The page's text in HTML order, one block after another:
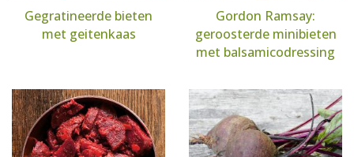
Gegratineerde bieten
met geitenkaas
Gordon Ramsay:
geroosterde minibieten
met balsamicodressing